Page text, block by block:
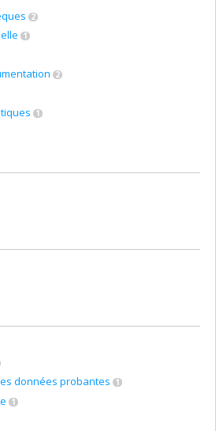
2
1
2
1
données probantes 1
1